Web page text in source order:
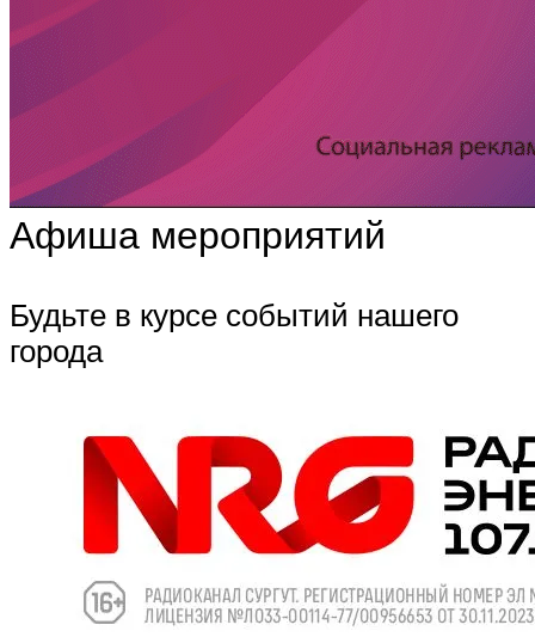
Афиша мероприятий
Будьте в курсе событий нашего
города